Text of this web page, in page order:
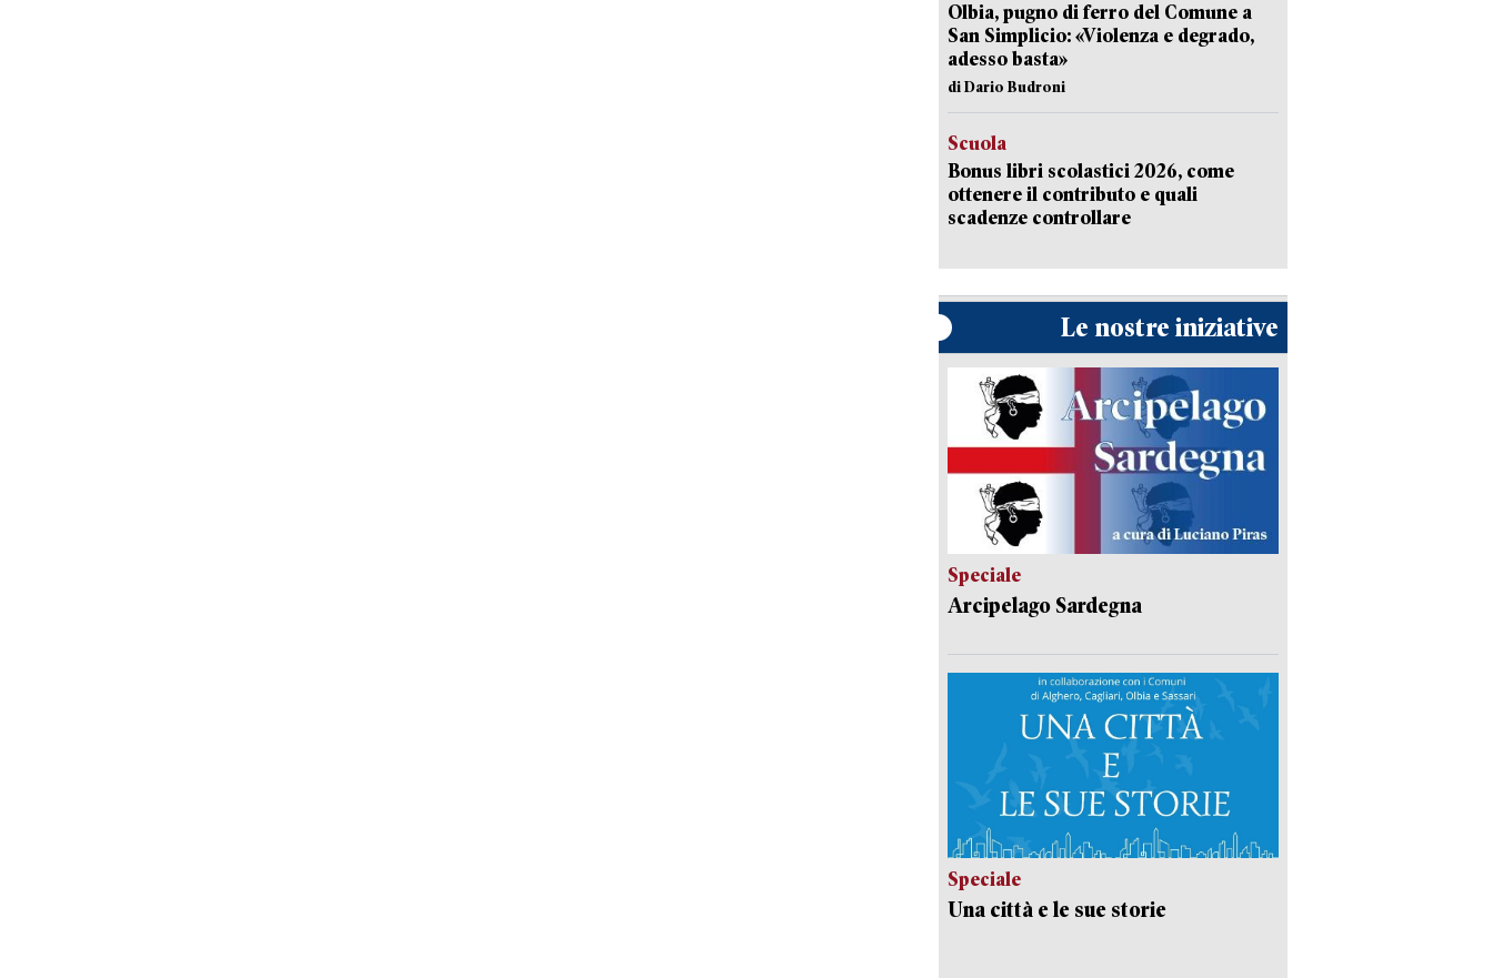
Olbia, pugno di ferro del Comune a
San Simplicio: «Violenza e degrado,
adesso basta»
di Dario Budroni
Scuola
Bonus libri scolastici 2026, come
ottenere il contributo e quali
scadenze controllare
Le nostre iniziative
Speciale
Arcipelago Sardegna
Speciale
Una città e le sue storie